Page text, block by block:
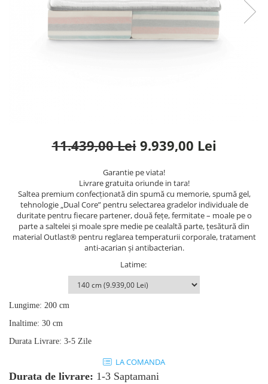
Oferte speciale
Sezlong living
11.439,00 Lei 9.939,00 Lei
Garantie pe viata!
Livrare gratuita oriunde in tara!
Saltea premium confecționată din spumă cu memorie, spumă gel,
tehnologie „Dual Core” pentru selectarea gradelor individuale de
duritate pentru fiecare partener, două fețe, fermitate – moale pe o
parte a saltelei și moale spre medie pe cealaltă parte, țesătură din
material Outlast® pentru reglarea temperaturii corporale, tratament
anti-acarian și antibacterian.
Latime:
Lungime: 200 cm
Inaltime: 30 cm
Durata Livrare: 3-5 Zile
LA COMANDA
Durata de livrare: 1-3 Saptamani